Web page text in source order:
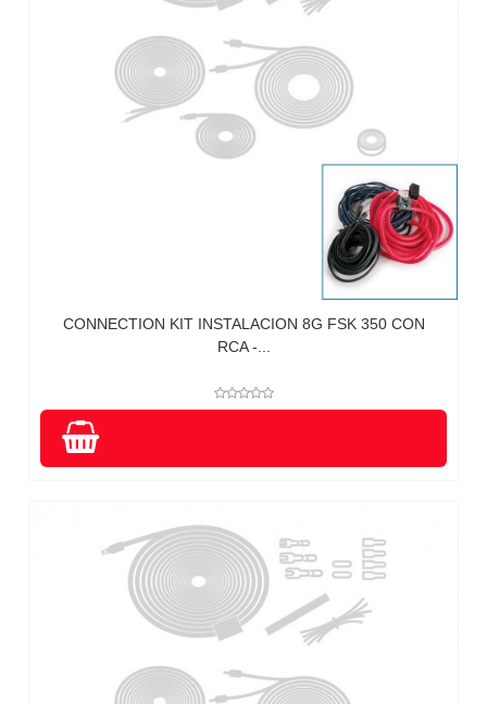
CONNECTION KIT INSTALACION 8G FSK 350 CON
RCA -...